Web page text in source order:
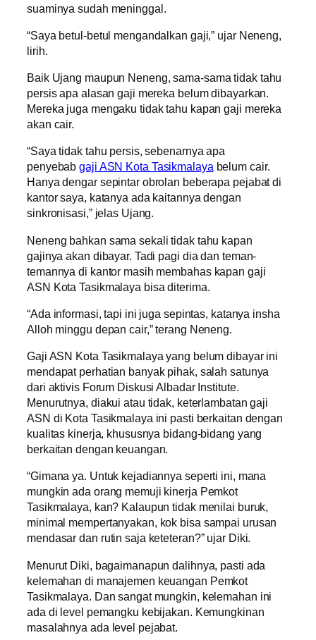
suaminya sudah meninggal.
“Saya betul-betul mengandalkan gaji,” ujar Neneng,
lirih.
Baik Ujang maupun Neneng, sama-sama tidak tahu
persis apa alasan gaji mereka belum dibayarkan.
Mereka juga mengaku tidak tahu kapan gaji mereka
akan cair.
“Saya tidak tahu persis, sebenarnya apa
penyebabgaji ASN Kota Tasikmalaya belum cair.
Hanya dengar sepintar obrolan beberapa pejabat di
kantor saya, katanya ada kaitannya dengan
sinkronisasi,” jelas Ujang.
Neneng bahkan sama sekali tidak tahu kapan
gajinya akan dibayar. Tadi pagi dia dan teman-
temannya di kantor masih membahas kapan gaji
ASN Kota Tasikmalaya bisa diterima.
“Ada informasi, tapi ini juga sepintas, katanya insha
Alloh minggu depan cair,” terang Neneng.
Gaji ASN Kota Tasikmalaya yang belum dibayar ini
mendapat perhatian banyak pihak, salah satunya
dari aktivis Forum Diskusi Albadar Institute.
Menurutnya, diakui atau tidak, keterlambatan gaji
ASN di Kota Tasikmalaya ini pasti berkaitan dengan
kualitas kinerja, khususnya bidang-bidang yang
berkaitan dengan keuangan.
“Gimana ya. Untuk kejadiannya seperti ini, mana
mungkin ada orang memuji kinerja Pemkot
Tasikmalaya, kan? Kalaupun tidak menilai buruk,
minimal mempertanyakan, kok bisa sampai urusan
mendasar dan rutin saja keteteran?” ujar Diki.
Menurut Diki, bagaimanapun dalihnya, pasti ada
kelemahan di manajemen keuangan Pemkot
Tasikmalaya. Dan sangat mungkin, kelemahan ini
ada di level pemangku kebijakan. Kemungkinan
masalahnya ada level pejabat.